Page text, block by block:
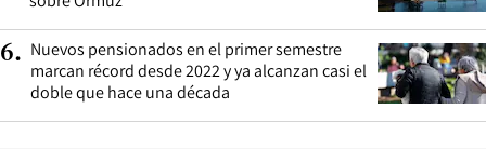
6. Nuevos pensionados en el primer semestre
marcan récord desde 2022 y ya alcanzan casi el
doble que hace una década